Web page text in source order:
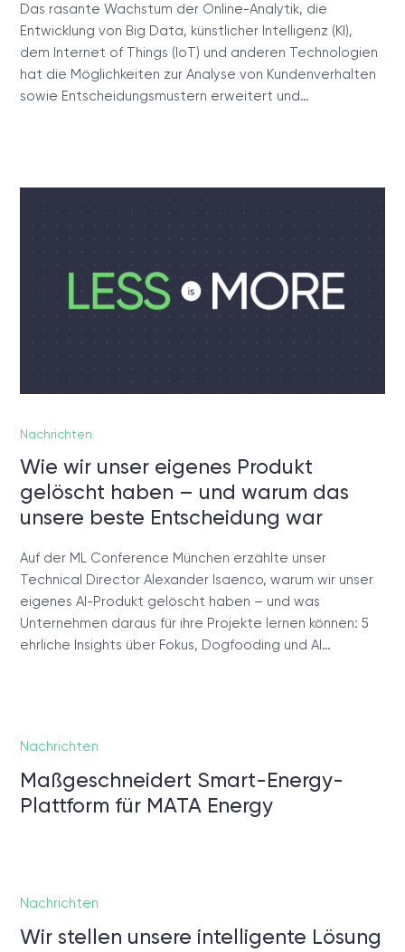
Das rasante Wachstum der Online-Analytik, die
Entwicklung von Big Data, künstlicher Intelligenz (KI),
dem Internet of Things (IoT) und anderen Technologien
hat die Möglichkeiten zur Analyse von Kundenverhalten
sowie Entscheidungsmustern erweitert und…
Nachrichten
Wie wir unser eigenes Produkt
gelöscht haben – und warum das
unsere beste Entscheidung war
Auf der ML Conference München erzählte unser
Technical Director Alexander Isaenco, warum wir unser
eigenes AI-Produkt gelöscht haben – und was
Unternehmen daraus für ihre Projekte lernen können: 5
ehrliche Insights über Fokus, Dogfooding und AI…
Nachrichten
Maßgeschneidert Smart-Energy-
Plattform für MATA Energy
Nachrichten
Wir stellen unsere intelligente Lösung